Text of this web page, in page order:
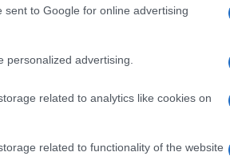
to Google for online advertising
personalized advertising.
related to analytics like cookies on
related to functionality of the website